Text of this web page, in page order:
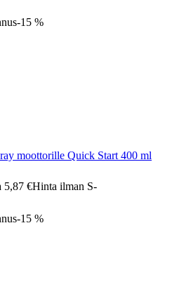
-15 %
moottorille Quick Start 400 ml
5,87 €Hinta ilman S-
-15 %